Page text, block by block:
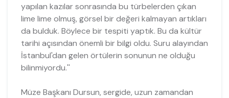
yapılan kazılar sonrasında bu türbelerden çıkan
lime lime olmuş, görsel bir değeri kalmayan artıkları
da bulduk. Böylece bir tespiti yaptık. Bu da kültür
tarihi açısından önemli bir bilgi oldu. Suru alayından
İstanbul'dan gelen örtülerin sonunun ne olduğu
bilinmiyordu.''
Müze Başkanı Dursun, sergide, uzun zamandan